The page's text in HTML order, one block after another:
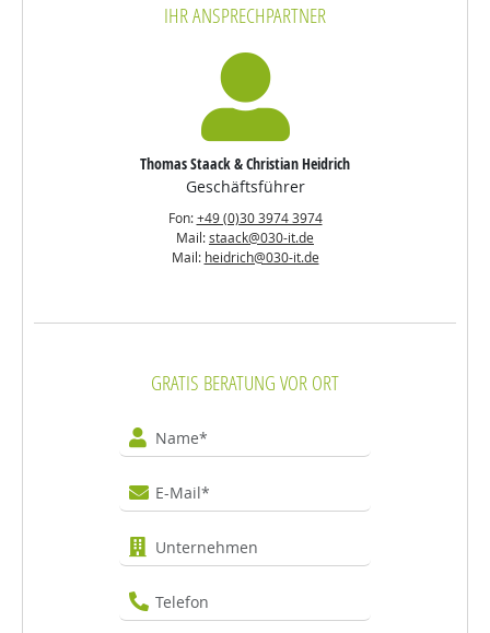
IHR ANSPRECHPARTNER
Thomas Staack & Christian Heidrich
Geschäftsführer
Fon:+49 (0)30 3974 3974
Mail:staack@030-it.de
Mail: heidrich@030-it.de
GRATIS BERATUNG VOR ORT
Name
E-Mail
Unternehmen
Telefon